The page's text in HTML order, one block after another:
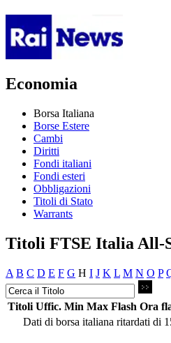
Economia
Borsa Italiana
Borse Estere
Cambi
Diritti
Fondi italiani
Fondi esteri
Obbligazioni
Titoli di Stato
Warrants
Titoli FTSE Italia All-
A B C D E F G H I J K L M N O P
Titoli Uffic. Min Max Flash Ora
Dati di borsa italiana ritardati di